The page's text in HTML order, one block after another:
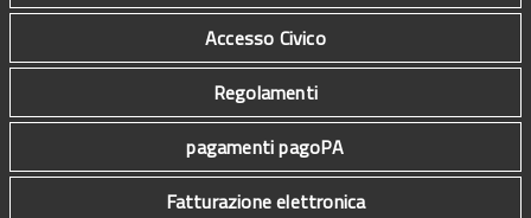
Accesso Civico
Regolamenti
pagamenti pagoPA
Fatturazione elettronica